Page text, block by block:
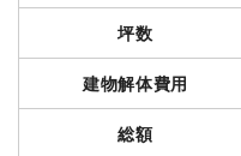
値引き
軽量鉄骨造住宅38坪2階
坪数
建物解体費用
総額